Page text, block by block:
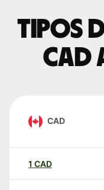
Tipos
CAD
CAD
1 CAD